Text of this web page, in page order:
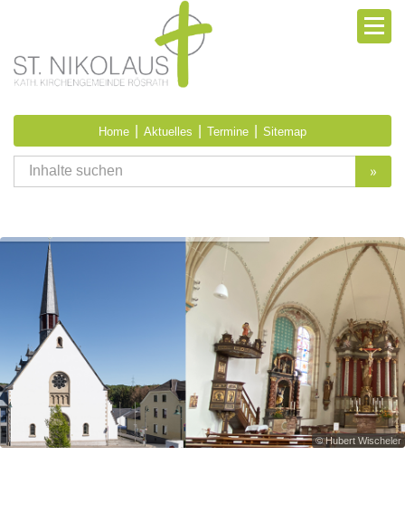
Home Aktuelles Termine Sitemap
»
© Hubert Wischeler